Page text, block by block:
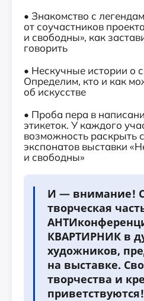
• Знакомство с
от соучастников
и свободны», как
говорить
• Нескучные истории о
Определим, кто и как
об искусстве
• Проба пера в
этикеток. У каждого
возможность раскрыть
экспонатов выставки
и свободны»
И — внимание!
творческая
КВАРТИРНИК в
художников,
на выставке.
творчества и
приветствуются!